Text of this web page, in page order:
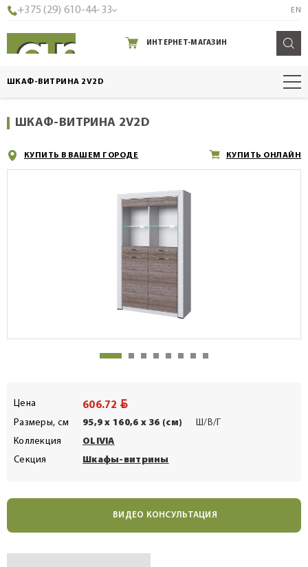
+375 (29) 610-44-33 EN
ИНТЕРНЕТ-МАГАЗИН
ШКАФ-ВИТРИНА 2V2D
ШКАФ-ВИТРИНА 2V2D
КУПИТЬ В ВАШЕМ ГОРОДЕ КУПИТЬ ОНЛАЙН
Цена 606.72 BYN
Размеры, см 95,9 x 160,6 x 36 (см)
Ш/В/Г
Коллекция
OLIVIA
Секция
Шкафы-витрины
ВИДЕО КОНСУЛЬТАЦИЯ